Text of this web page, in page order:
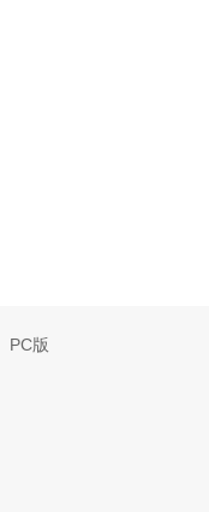
PC版